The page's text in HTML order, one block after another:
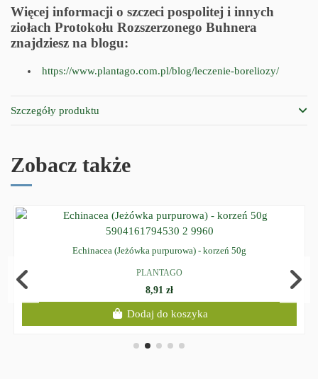
Więcej informacji o szczeci pospolitej i innych
ziołach Protokołu Rozszerzonego Buhnera
znajdziesz na blogu:
https://www.plantago.com.pl/blog/leczenie-boreliozy/
Szczegóły produktu
Zobacz także
Echinacea (Jeżówka purpurowa) - korzeń 50g
PLANTAGO
8,91 zł
Dodaj do koszyka